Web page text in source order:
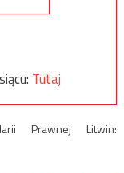
Tutaj
Prawnej Litwin: